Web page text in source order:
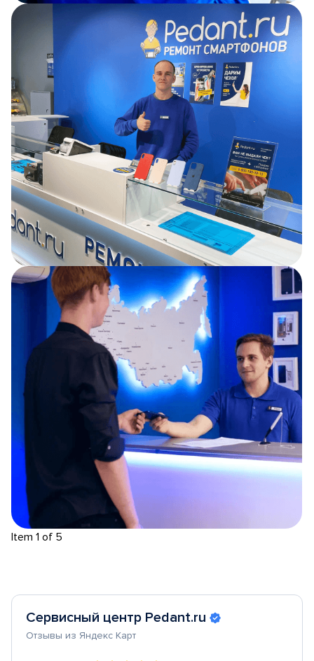
Item 1 of 5
Сервисный центр Pedant.ru
Отзывы из Яндекс Карт